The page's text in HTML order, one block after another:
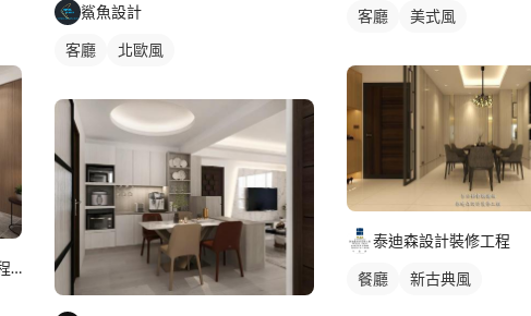
PFwork Design 品沃克設計 l 工程 安信建築經理屢約保證
鯊魚設計
客廳 北歐風
客廳 美式風
泰迪森設計裝修工程
餐廳 新古典風